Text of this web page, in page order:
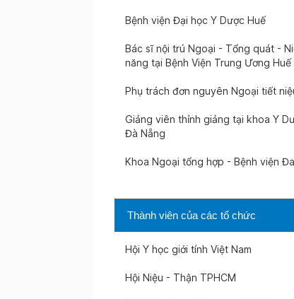
Bệnh viện Đại học Y Dược Huế
Bác sĩ nội trú Ngoại - Tổng quát -
năng tại Bệnh Viện Trung Ương
Phụ trách đơn nguyên Ngoại tiết
Giảng viên thỉnh giảng tại khoa Y
Đà Nẵng
Khoa Ngoại tổng hợp - Bệnh viện
Thành viên của các tổ chức
Hội Y học giới tính Việt Nam
Hội Niệu - Thận TPHCM